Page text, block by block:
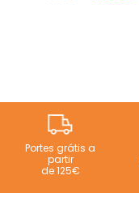
Portes grátis a
partir
de 125€